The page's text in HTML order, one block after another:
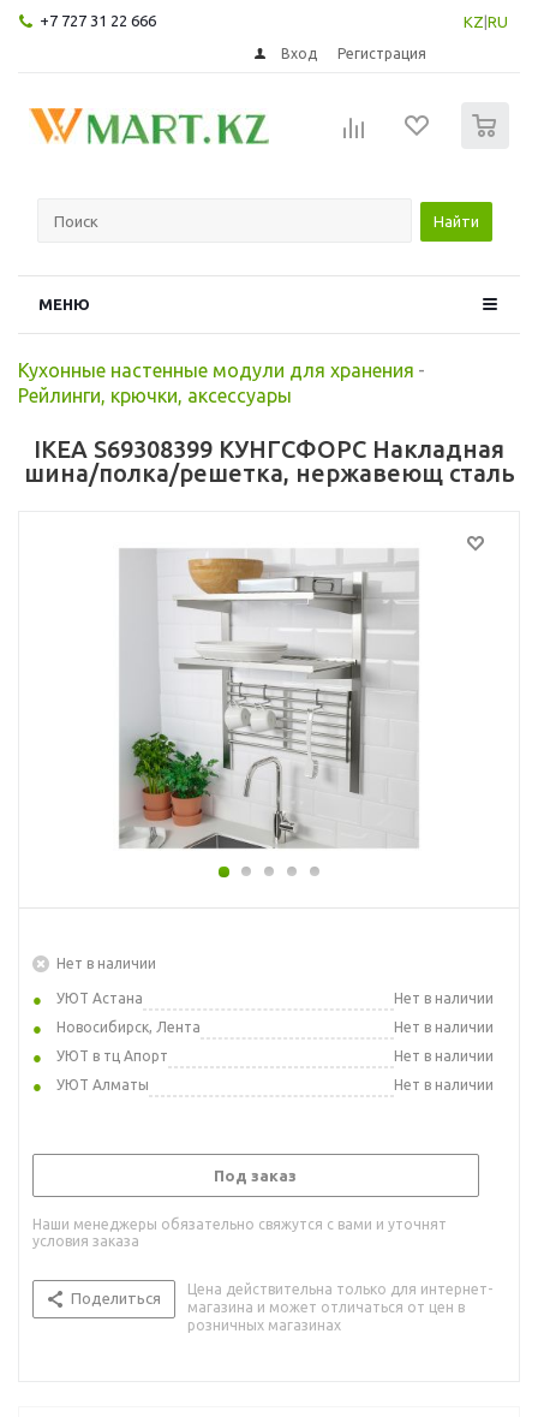
+7 727 31 22 666 KZ RU
Вход Регистрация
Найти
МЕНЮ
Кухонные настенные модули для хранения -
Рейлинги, крючки, аксессуары
IKEA S69308399 КУНГСФОРС Накладная
шина/полка/решетка, нержавеющ сталь
Нет в наличии
УЮТ Астана
Нет в наличии
Новосибирск, Лента
Нет в наличии
УЮТ в тц Апорт
Нет в наличии
УЮТ Алматы
Нет в наличии
Под заказ
Наши менеджеры обязательно свяжутся с вами и уточнят
условия заказа
Поделиться
Цена действительна только для интернет-
магазина и может отличаться от цен в
розничных магазинах